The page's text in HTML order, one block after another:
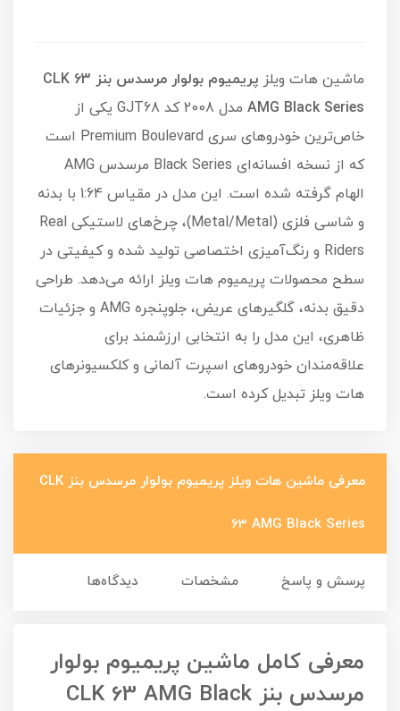
ماشین هات ویلز
پریمیوم بولوار مرسدس بنز CLK 63
AMG Black Series
مدل 2008 کد GJT68 یکی از
خاص‌ترین خودروهای سری Premium Boulevard است
که از نسخه افسانه‌ای Black Series مرسدس AMG
الهام گرفته شده است. این مدل در مقیاس 1:64 با بدنه
و شاسی فلزی (Metal/Metal)، چرخ‌های لاستیکی Real
Riders و رنگ‌آمیزی اختصاصی تولید شده و کیفیتی در
سطح محصولات پریمیوم هات ویلز ارائه می‌دهد. طراحی
دقیق بدنه، گلگیرهای عریض، جلوپنجره AMG و جزئیات
ظاهری، این مدل را به انتخابی ارزشمند برای
علاقه‌مندان خودروهای اسپرت آلمانی و کلکسیونرهای
هات ویلز تبدیل کرده است.
معرفی ماشین هات ویلز پریمیوم بولوار مرسدس بنز CLK
63 AMG Black Series
پرسش و پاسخ مشخصات دیدگاه‌ها
معرفی کامل ماشین پریمیوم بولوار
مرسدس بنز CLK 63 AMG Black